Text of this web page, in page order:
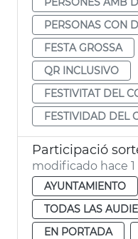
PERSONAS CON
FESTA GROSSA
QR INCLUSIVO
FESTIVITAT DEL
FESTIVIDAD DEL
modificado hace 1
AYUNTAMIENTO
TODAS LAS
EN PORTADA